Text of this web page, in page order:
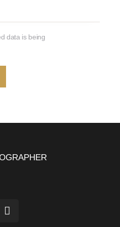
data is being